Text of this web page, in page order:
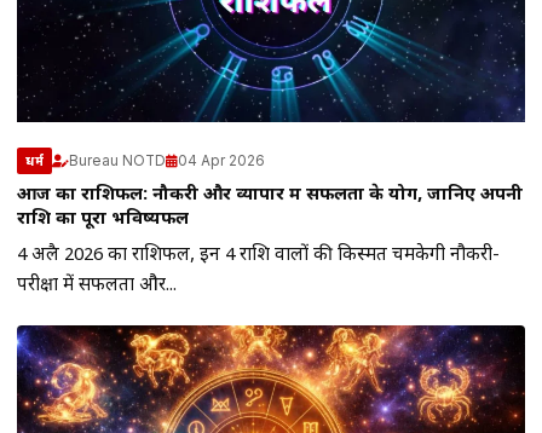
धर्म Bureau NOTD 04 Apr 2026
आज का राशिफल: नौकरी और व्यापार में सफलता के योग, जानिए अपनी
राशि का पूरा भविष्यफल
4 अप्रैल 2026 का राशिफल, इन 4 राशि वालों की किस्मत चमकेगी नौकरी-
परीक्षा में सफलता और...